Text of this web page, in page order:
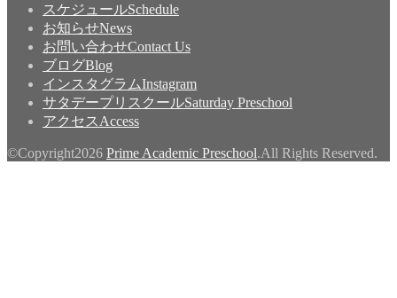
スケジュールSchedule
お知らせNews
お問い合わせContact Us
ブログBlog
インスタグラムInstagram
サタデープリスクールSaturday Preschool
アクセス Access
©Copyright2026 Prime Academic Preschool.All Rights Reserved.